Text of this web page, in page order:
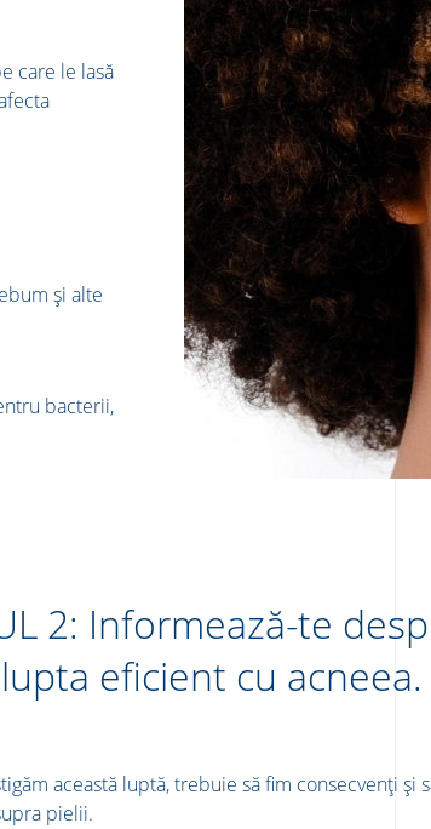
care le lasă
și alte
bacterii,
2: Informează-te
eficient cu acneea.
această luptă, trebuie să fim consecvenți și
pielii.